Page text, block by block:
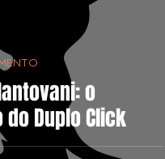
o
Duplo Click